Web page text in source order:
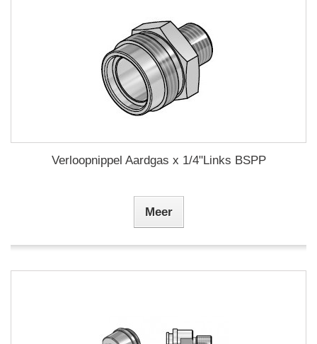
Verloopnippel Aardgas x 1/4"Links BSPP
Meer